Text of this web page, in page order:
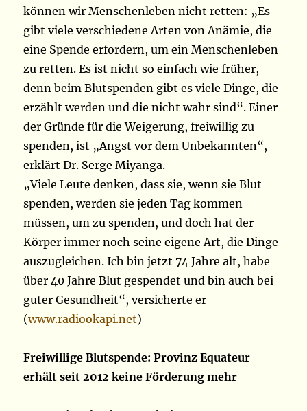
können wir Menschenleben nicht retten: „Es
gibt viele verschiedene Arten von Anämie, die
eine Spende erfordern, um ein Menschenleben
zu retten. Es ist nicht so einfach wie früher,
denn beim Blutspenden gibt es viele Dinge, die
erzählt werden und die nicht wahr sind“. Einer
der Gründe für die Weigerung, freiwillig zu
spenden, ist „Angst vor dem Unbekannten“,
erklärt Dr. Serge Miyanga.
„Viele Leute denken, dass sie, wenn sie Blut
spenden, werden sie jeden Tag kommen
müssen, um zu spenden, und doch hat der
Körper immer noch seine eigene Art, die Dinge
auszugleichen. Ich bin jetzt 74 Jahre alt, habe
über 40 Jahre Blut gespendet und bin auch bei
guter Gesundheit“, versicherte er
(www.radiookapi.net)
Freiwillige Blutspende: Provinz Equateur
erhält seit 2012 keine Förderung mehr